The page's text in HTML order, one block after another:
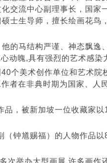
交流中心副理事长，国家
士生导师，擅长绘画花鸟
的马结构严谨、神态飘逸
动魄,具有强烈的艺术感染
个美术创作单位和艺术院
者在非典时期为国家、人
，被新加坡一位收藏家以
钟馗赐福）的人物作品以
举办大型画展,许多画作还